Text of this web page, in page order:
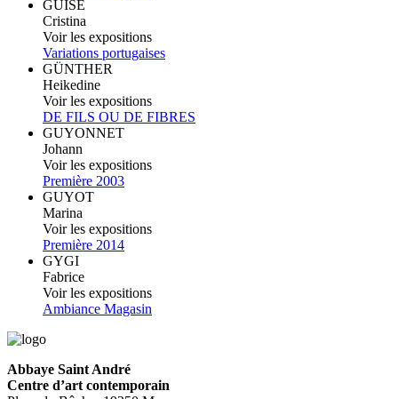
GUISE
Cristina
Voir les expositions
Variations portugaises
GÜNTHER
Heikedine
Voir les expositions
DE FILS OU DE FIBRES
GUYONNET
Johann
Voir les expositions
Première 2003
GUYOT
Marina
Voir les expositions
Première 2014
GYGI
Fabrice
Voir les expositions
Ambiance Magasin
Abbaye Saint André
Centre d’art contemporain